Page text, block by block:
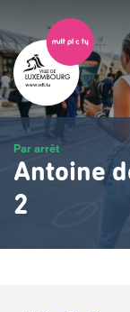
au
contenu
principal
Par arrêt
Antoine
2